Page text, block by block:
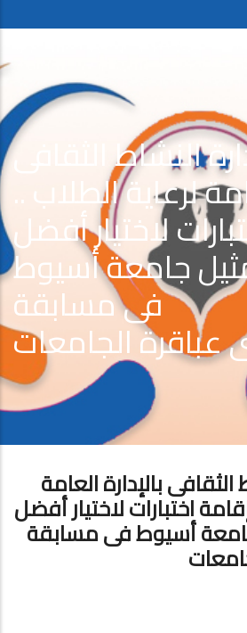
النشاط الثقافى
لرعاية الطلاب ..
لاختيار أفضل
جامعة أسيوط
فى مسابقة
عباقرة الجامعات
بالإدارة العامة
اختبارات لاختيار أفضل
أسيوط فى مسابقة